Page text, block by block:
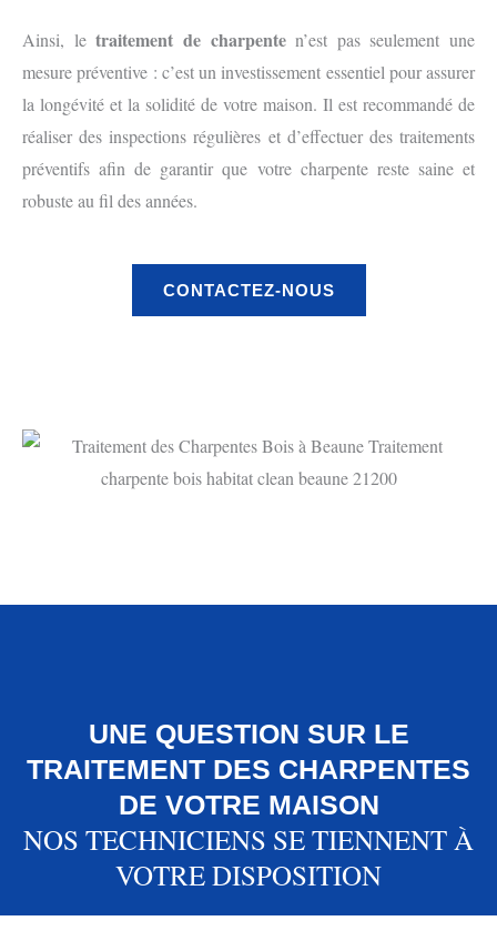
Ainsi, letraitement de charpenten’est pas seulement une
mesure préventive : c’est un investissement essentiel pour assurer
la longévité et la solidité de votre maison. Il est recommandé de
réaliser des inspections régulières et d’effectuer des traitements
préventifs afin de garantir que votre charpente reste saine et
robuste au fil des années.
CONTACTEZ-NOUS
UNE QUESTION SUR LE
TRAITEMENT DES CHARPENTES
DE VOTRE MAISON
NOS TECHNICIENS SE TIENNENT À
VOTRE DISPOSITION